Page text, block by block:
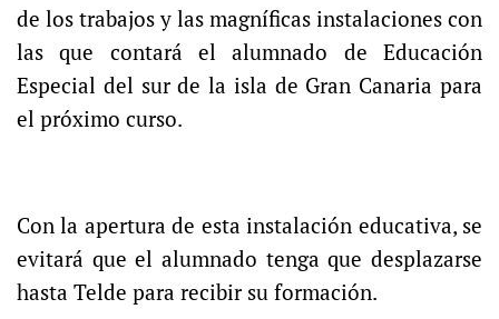
de los trabajos y las magníficas instalaciones con
las que contará el alumnado de Educación
Especial del sur de la isla de Gran Canaria para
el próximo curso.
Con la apertura de esta instalación educativa, se
evitará que el alumnado tenga que desplazarse
hasta Telde para recibir su formación.